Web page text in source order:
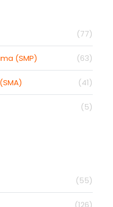
(77)
(SMP) (63)
(41)
(5)
(55)
(126)